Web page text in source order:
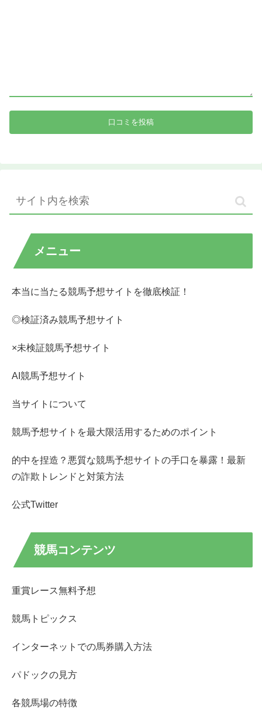
メニュー
本当に当たる競馬予想サイトを徹底検証！
◎検証済み競馬予想サイト
×未検証競馬予想サイト
AI競馬予想サイト
当サイトについて
競馬予想サイトを最大限活用するためのポイント
的中を捏造？悪質な競馬予想サイトの手口を暴露！最新
の詐欺トレンドと対策方法
公式Twitter
競馬コンテンツ
重賞レース無料予想
競馬トピックス
インターネットでの馬券購入方法
パドックの見方
各競馬場の特徴